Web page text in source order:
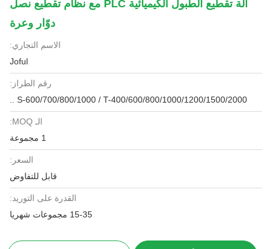
آلة تقطيع الطبول الكيميائية PLC مع نظام تقطيع نصل
دوّار وعرة
الاسم التجاري:
Joful
رقم الطراز:
S-600/700/800/1000 / T-400/600/800/1000/1200/1500/2000 ..
الـ MOQ:
1 مجموعة
السعر:
قابل للتفاوض
القدرة على التوريد:
15-35 مجموعات شهريا